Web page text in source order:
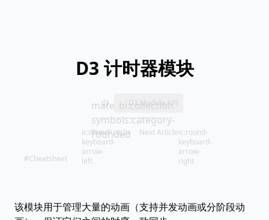
D3 计时器模块
material-
symbols:category-
rounded
d3 bi:collection
D3 Module API
ic:round-
keyboard-
arrow-
left
Prev Article Next Articleic:round-
keyboard-
arrow-
right
#Cheatsheet
该模块用于管理大量的动画（支持并发动画或分阶段动